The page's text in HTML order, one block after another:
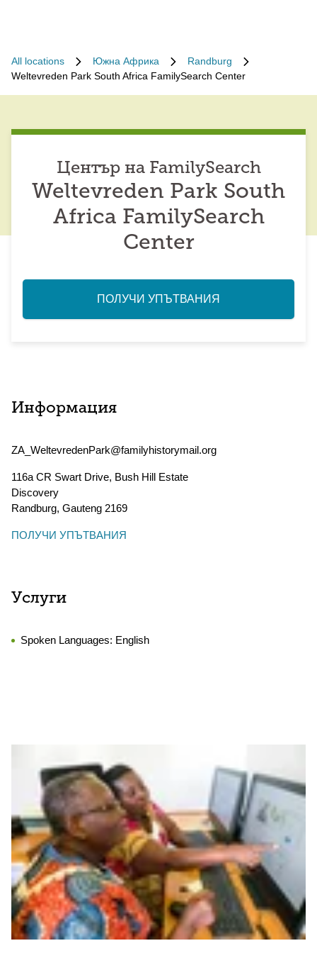
All locations Южна Африка
Randburg
Weltevreden Park South Africa FamilySearch Center
Център на FamilySearch
Weltevreden Park South
Africa FamilySearch
Center
ПОЛУЧИ УПЪТВАНИЯ
Информация
ZA_WeltevredenPark@familyhistorymail.org
116a CR Swart Drive, Bush Hill Estate
Discovery
Randburg, Gauteng 2169
ПОЛУЧИ УПЪТВАНИЯ
Услуги
Spoken Languages: English